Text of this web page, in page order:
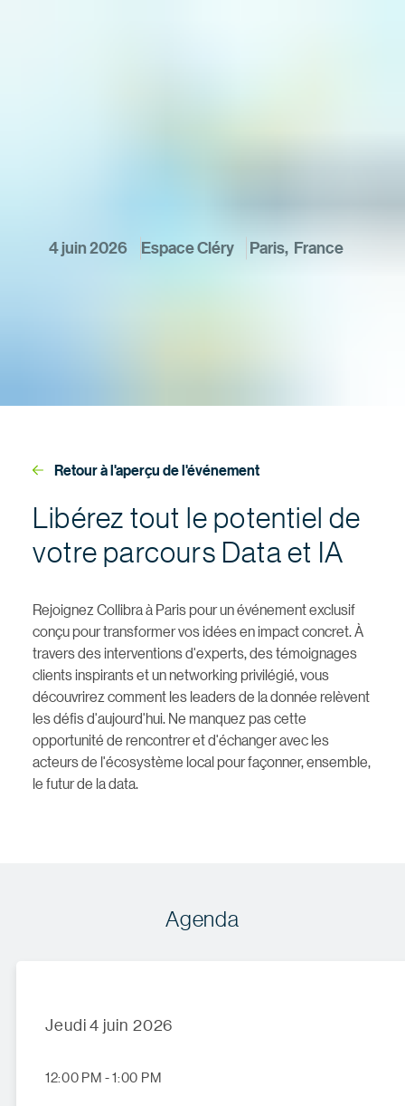
4 juin 2026 Espace Cléry Paris, France
Retour à l'aperçu de l'événement
Libérez tout le potentiel de
votre parcours Data et IA
Rejoignez Collibra à Paris pour un événement exclusif
conçu pour transformer vos idées en impact concret. À
travers des interventions d'experts, des témoignages
clients inspirants et un networking privilégié, vous
découvrirez comment les leaders de la donnée relèvent
les défis d'aujourd'hui. Ne manquez pas cette
opportunité de rencontrer et d'échanger avec les
acteurs de l'écosystème local pour façonner, ensemble,
le futur de la data.
Agenda
Jeudi 4 juin 2026
12:00 PM - 1:00 PM